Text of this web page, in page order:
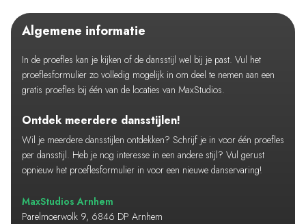
Algemene informatie
In de proefles kan je kijken of de dansstijl wel bij je past. Vul het
proeflesformulier zo volledig mogelijk in om deel te nemen aan een
gratis proefles bij één van de locaties van MaxStudios.
Ontdek meerdere dansstijlen!
Wil je meerdere dansstijlen ontdekken? Schrijf je in voor één proefles
per dansstijl. Heb je nog interesse in een andere stijl? Vul gerust
opnieuw het proeflesformulier in voor een nieuwe danservaring!
MaxStudios Arnhem
Parelmoerwolk 9, 6846 DP Arnhem